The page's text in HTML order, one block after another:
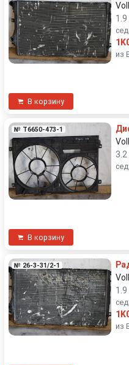
из
В корзину
№ T6650-473-1
В корзину
№ 26-3-31/2-1
из